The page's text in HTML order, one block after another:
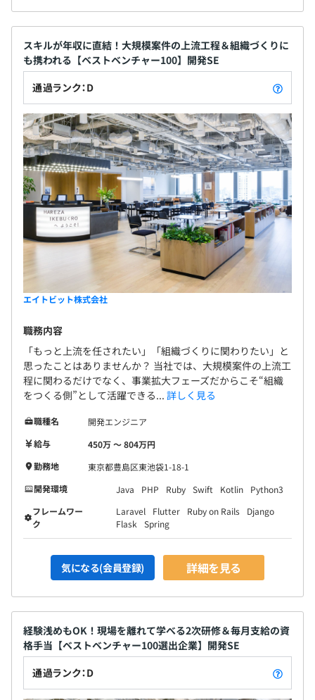
スキルが年収に直結！大規模案件の上流工程＆組織づくりに
も携われる【ベストベンチャー100】開発SE
通過ランク：D
エイトビット株式会社
職務内容
「もっと上流を任されたい」「組織づくりに関わりたい」と
思ったことはありませんか？ 当社では、大規模案件の上流工
程に関わるだけでなく、事業拡大フェーズだからこそ“組織
をつくる側”として活躍できる... 詳しく見る
職種名
開発エンジニア
給与
450万 〜 804万円
勤務地
東京都豊島区東池袋1-18-1
開発環境
Java PHP Ruby Swift Kotlin
Python3
フレームワー
ク
Laravel Flutter Ruby on Rails
Django
Flask
Spring
気になる(会員登録) 詳細を見る
経験浅めもOK！現場を離れて学べる2次研修＆毎月支給の資
格手当【ベストベンチャー100選出企業】開発SE
通過ランク：D